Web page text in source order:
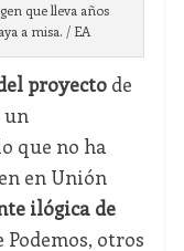
que lleva años
a misa. / EA
proyectode
un
que no ha
en Unión
ilógica de
otros